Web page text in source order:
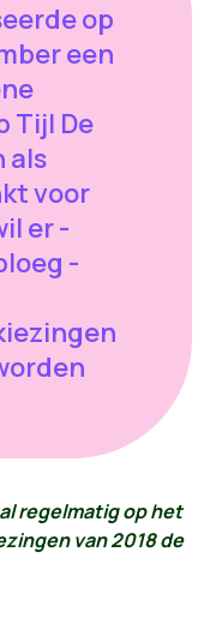
op
een
Tijl De
als
voor
er -
-
regelmatig op het
van 2018 de